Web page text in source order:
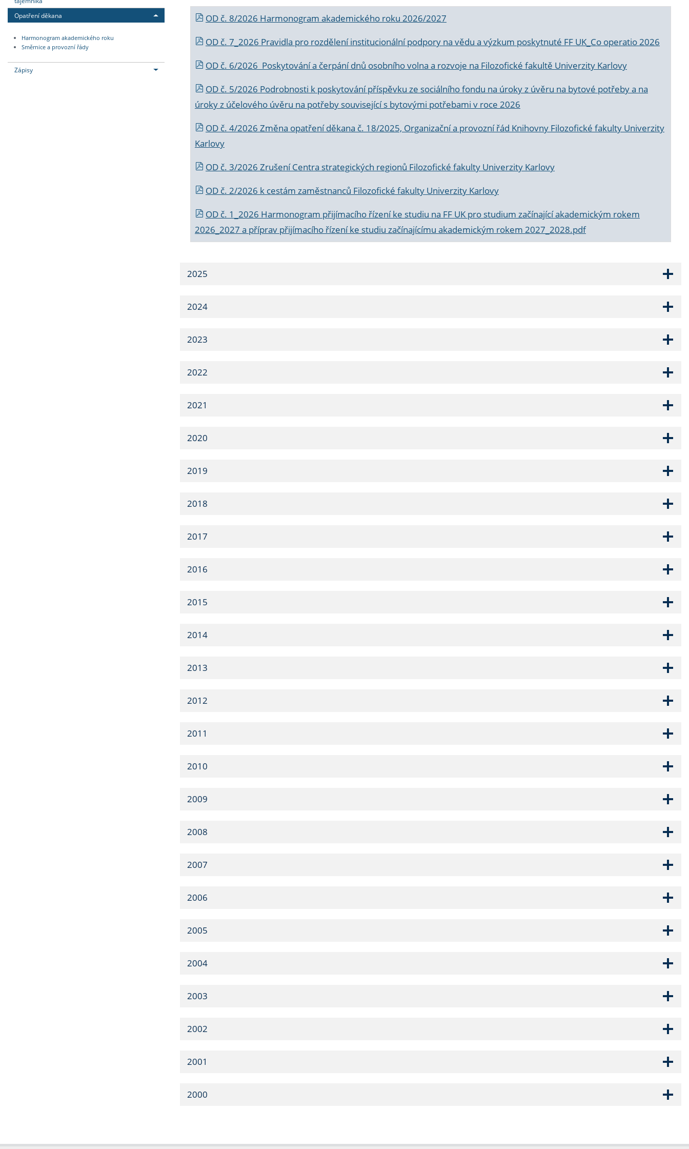
Opatření děkana
Harmonogram akademického roku
Směrnice a provozní řády
Zápisy
OD č. 8/2026 Harmonogram akademického roku 2026/2027
OD č. 7_2026 Pravidla pro rozdělení institucionální podpory na vědu a výzkum poskytnuté FF UK_Co operatio 2026
OD č. 6/2026 Poskytování a čerpání dnů osobního volna a rozvoje na Filozofické fakultě Univerzity Karlovy
OD č. 5/2026 Podrobnosti k poskytování příspěvku ze sociálního fondu na úroky z úvěru na bytové potřeby a na
úroky z účelového úvěru na potřeby související s bytovými potřebami v roce 2026
OD č. 4/2026 Změna opatření děkana č. 18/2025, Organizační a provozní řád Knihovny Filozofické fakulty Univerzity
Karlovy
OD č. 3/2026 Zrušení Centra strategických regionů Filozofické fakulty Univerzity Karlovy
OD č. 2/2026 k cestám zaměstnanců Filozofické fakulty Univerzity Karlovy
OD č. 1_2026 Harmonogram přijímacího řízení ke studiu na FF UK pro studium začínající akademickým rokem
2026_2027 a příprav přijímacího řízení ke studiu začínajícímu akademickým rokem 2027_2028.pdf
2025
2024
2023
2022
2021
2020
2019
2018
2017
2016
2015
2014
2013
2012
2011
2010
2009
2008
2007
2006
2005
2004
2003
2002
2001
2000